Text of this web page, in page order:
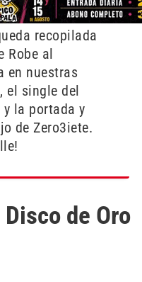
recopilada
Robe al
en nuestras
el single del
y la portada y
de Zero3iete.
de Oro